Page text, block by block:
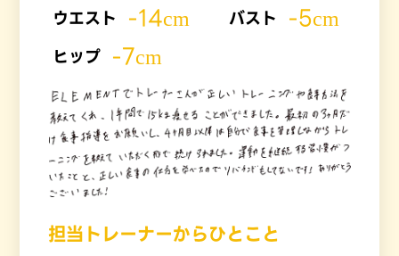
ウエスト -14cm バスト -5cm
ヒップ -7cm
担当トレーナーからひとこと